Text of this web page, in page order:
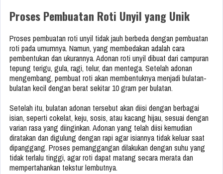
Proses Pembuatan Roti Unyil yang Unik
Proses pembuatan roti unyil tidak jauh berbeda dengan pembuatan
roti pada umumnya. Namun, yang membedakan adalah cara
pembentukan dan ukurannya. Adonan roti unyil dibuat dari campuran
tepung terigu, gula, ragi, telur, dan mentega. Setelah adonan
mengembang, pembuat roti akan membentuknya menjadi bulatan-
bulatan kecil dengan berat sekitar 10 gram per bulatan.
Setelah itu, bulatan adonan tersebut akan diisi dengan berbagai
isian, seperti cokelat, keju, sosis, atau kacang hijau, sesuai dengan
varian rasa yang diinginkan. Adonan yang telah diisi kemudian
diratakan dan digulung dengan rapi agar isiannya tidak keluar saat
dipanggang. Proses pemanggangan dilakukan dengan suhu yang
tidak terlalu tinggi, agar roti dapat matang secara merata dan
mempertahankan tekstur lembutnya.